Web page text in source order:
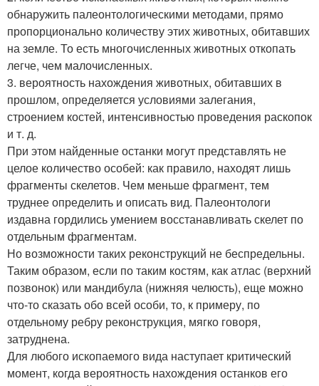
обнаружить палеонтологическими методами, прямо
пропорционально количеству этих животных, обитавших
на земле. То есть многочисленных животных откопать
легче, чем малочисленных.
3. вероятность нахождения животных, обитавших в
прошлом, определяется условиями залегания,
строением костей, интенсивностью проведения раскопок
и т. д.
При этом найденные останки могут представлять не
целое количество особей: как правило, находят лишь
фрагменты скелетов. Чем меньше фрагмент, тем
труднее определить и описать вид. Палеонтологи
издавна гордились умением восстанавливать скелет по
отдельным фрагментам.
Но возможности таких реконструкций не беспредельны.
Таким образом, если по таким костям, как атлас (верхний
позвонок) или мандибула (нижняя челюсть), еще можно
что-то сказать обо всей особи, то, к примеру, по
отдельному ребру реконструкция, мягко говоря,
затруднена.
Для любого ископаемого вида наступает критический
момент, когда вероятность нахождения останков его